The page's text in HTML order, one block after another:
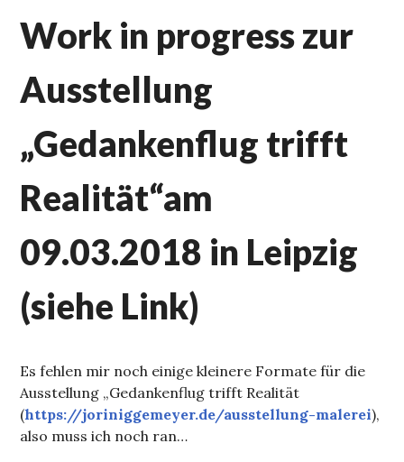
Work in progress zur
Ausstellung
„Gedankenflug trifft
Realität“am
09.03.2018 in Leipzig
(siehe Link)
Es fehlen mir noch einige kleinere Formate für die
Ausstellung „Gedankenflug trifft Realität
(https://joriniggemeyer.de/ausstellung-malerei),
also muss ich noch ran…